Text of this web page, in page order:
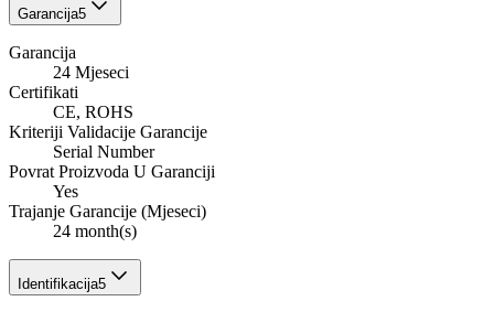
Garancija5
Garancija
24 Mjeseci
Certifikati
CE, ROHS
Kriteriji Validacije Garancije
Serial Number
Povrat Proizvoda U Garanciji
Yes
Trajanje Garancije (Mjeseci)
24 month(s)
Identifikacija5